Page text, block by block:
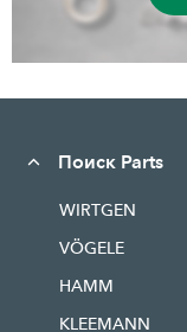
Поиск Parts
WIRTGEN
VÖGELE
HAMM
KLEEMANN